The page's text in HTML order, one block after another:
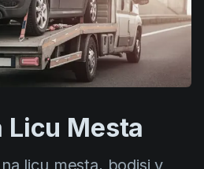
Licu Mesta